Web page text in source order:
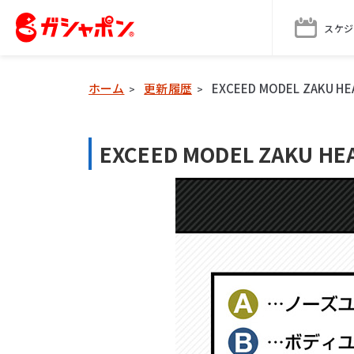
スケ
ホーム > 更新履歴 > EXCEED MODEL ZAKU
EXCEED MODEL ZAKU